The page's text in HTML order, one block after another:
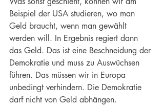
Beispiel der USA studieren, wo man
Geld braucht, wenn man gewählt
werden will. In Ergebnis regiert dann
das Geld. Das ist eine Beschneidung der
Demokratie und muss zu Auswüchsen
führen. Das müssen wir in Europa
unbedingt verhindern. Die Demokratie
darf nicht von Geld abhängen.